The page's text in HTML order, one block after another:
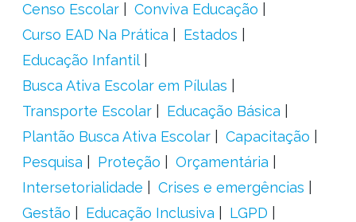
Censo Escolar
Conviva Educação
Curso EAD Na Prática
Estados
Educação Infantil
Busca Ativa Escolar em Pílulas
Transporte Escolar
Educação Básica
Plantão Busca Ativa Escolar
Capacitação
Pesquisa
Proteção
Orçamentária
Intersetorialidade
Crises e emergências
Gestão
Educação Inclusiva
LGPD